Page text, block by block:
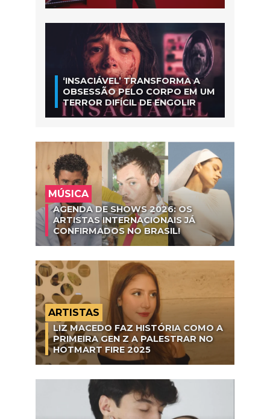
‘INSACIÁVEL’ TRANSFORMA A
OBSESSÃO PELO CORPO EM UM
TERROR DIFÍCIL DE ENGOLIR
MÚSICA
AGENDA DE SHOWS 2026: OS
ARTISTAS INTERNACIONAIS JÁ
CONFIRMADOS NO BRASIL!
ARTISTAS
LIZ MACEDO FAZ HISTÓRIA COMO A
PRIMEIRA GEN Z A PALESTRAR NO
HOTMART FIRE 2025